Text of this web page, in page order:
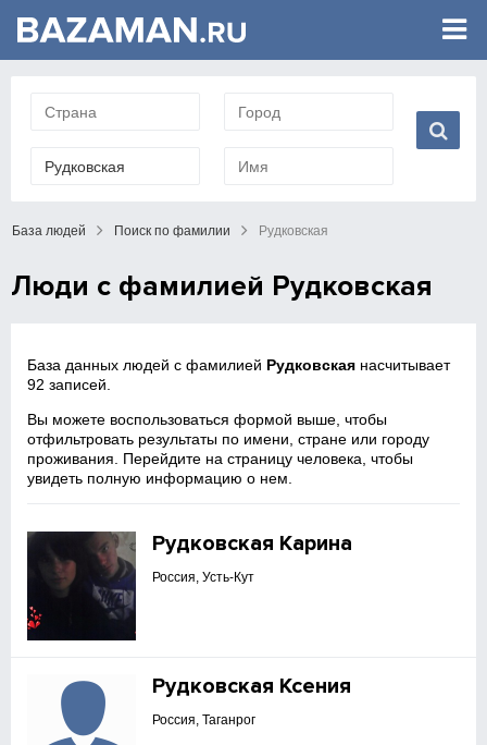
База людей Поиск по фамилии Рудковская
Люди с фамилией Рудковская
База данных людей с фамилией Рудковская насчитывает
92 записей.
Вы можете воспользоваться формой выше, чтобы
отфильтровать результаты по имени, стране или городу
проживания. Перейдите на страницу человека, чтобы
увидеть полную информацию о нем.
Рудковская Карина
Россия, Усть-Кут
Рудковская Ксения
Россия, Таганрог